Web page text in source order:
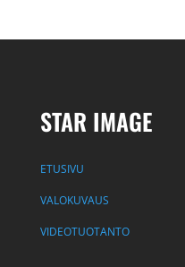
STAR IMAGE
ETUSIVU
VALOKUVAUS
VIDEOTUOTANTO